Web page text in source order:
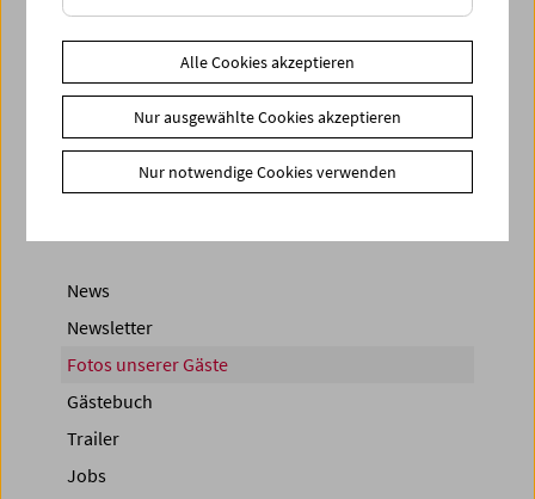
< zurück zur Übersicht
Share on
News
Newsletter
Fotos unserer Gäste
Gästebuch
Trailer
Jobs
Alle Cookies akzeptieren
Nur ausgewählte Cookies akzeptieren
Nur notwendige Cookies verwenden